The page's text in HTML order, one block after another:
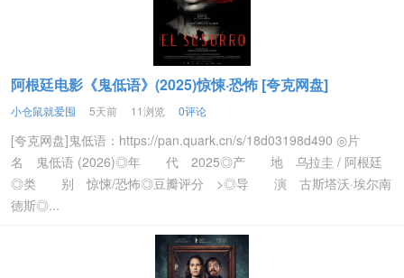
阿根廷电影《鬼低语》(2025)惊悚·恐怖 [夸克网盘]
小仓鼠就爱囤 5天前 11浏览 0评论
[夸克网盘]鬼低语：https://pan.quark.cn/s/18d03198d490 ◎片
名 鬼低语 (2026)◎年 代 2025◎产 地 乌拉圭 / 阿根廷
◎类 别 惊悚/恐怖◎豆瓣评分 >◎导 演 古斯塔沃·埃尔南
德斯◎...